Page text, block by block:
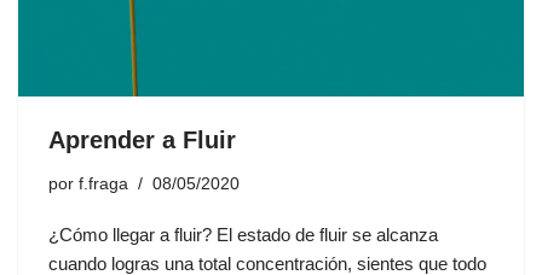
Aprender a Fluir
por f.fraga 08/05/2020
¿Cómo llegar a fluir? El estado de fluir se alcanza
cuando logras una total concentración, sientes que todo